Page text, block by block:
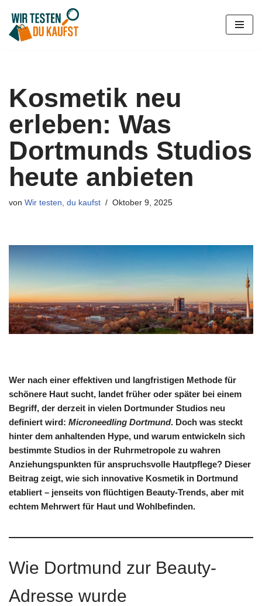
Zum
Kosmetik neu
erleben: Was
Dortmunds Studios
heute anbieten
von Wir testen, du kaufst Oktober 9, 2025
Wer nach einer effektiven und langfristigen Methode für
schönere Haut sucht, landet früher oder später bei einem
Begriff, der derzeit in vielen Dortmunder Studios neu
definiert wird: Microneedling Dortmund. Doch was steckt
hinter dem anhaltenden Hype, und warum entwickeln sich
bestimmte Studios in der Ruhrmetropole zu wahren
Anziehungspunkten für anspruchsvolle Hautpflege? Dieser
Beitrag zeigt, wie sich innovative Kosmetik in Dortmund
etabliert – jenseits von flüchtigen Beauty-Trends, aber mit
echtem Mehrwert für Haut und Wohlbefinden.
Wie Dortmund zur Beauty-
Adresse wurde